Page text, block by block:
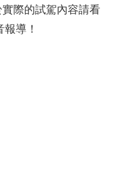
際的試駕內容請看
導！